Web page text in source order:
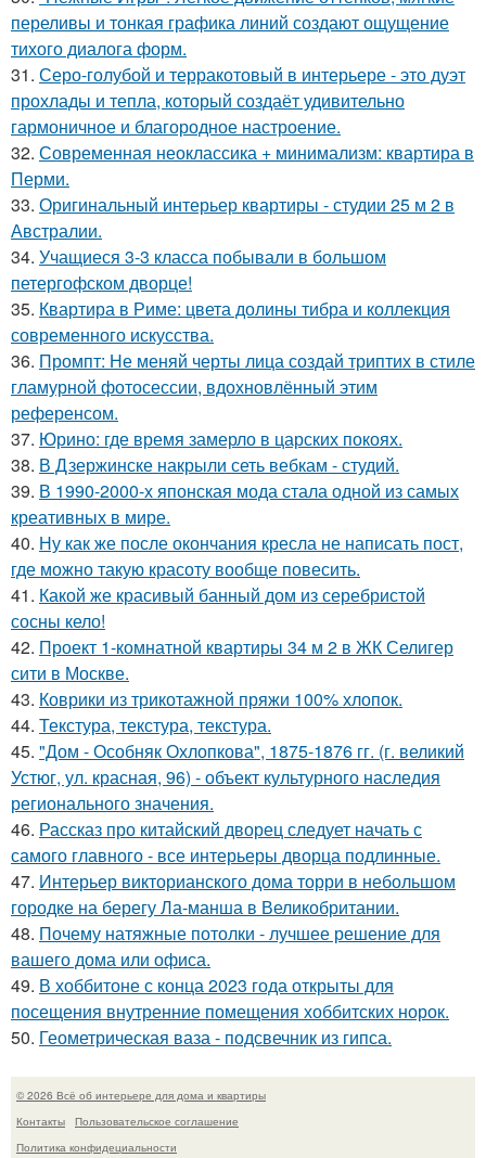
переливы и тонкая графика линий создают ощущение
тихого диалога форм.
31. Серо-голубой и терракотовый в интерьере - это дуэт
прохлады и тепла, который создаёт удивительно
гармоничное и благородное настроение.
32. Современная неоклассика + минимализм: квартира в
Перми.
33. Оригинальный интерьер квартиры - студии 25 м 2 в
Австралии.
34. Учащиеся 3-3 класса побывали в большом
петергофском дворце!
35. Квартира в Риме: цвета долины тибра и коллекция
современного искусства.
36. Промпт: Не меняй черты лица создай триптих в стиле
гламурной фотосессии, вдохновлённый этим
референсом.
37. Юрино: где время замерло в царских покоях.
38. В Дзержинске накрыли сеть вебкам - студий.
39. В 1990-2000-х японская мода стала одной из самых
креативных в мире.
40. Ну как же после окончания кресла не написать пост,
где можно такую красоту вообще повесить.
41. Какой же красивый банный дом из серебристой
сосны кело!
42. Проект 1-комнатной квартиры 34 м 2 в ЖК Селигер
сити в Москве.
43. Коврики из трикотажной пряжи 100% хлопок.
44. Текстура, текстура, текстура.
45. "Дом - Особняк Охлопкова", 1875-1876 гг. (г. великий
Устюг, ул. красная, 96) - объект культурного наследия
регионального значения.
46. Рассказ про китайский дворец следует начать с
самого главного - все интерьеры дворца подлинные.
47. Интерьер викторианского дома торри в небольшом
городке на берегу Ла-манша в Великобритании.
48. Почему натяжные потолки - лучшее решение для
вашего дома или офиса.
49. В хоббитоне с конца 2023 года открыты для
посещения внутренние помещения хоббитских норок.
50. Геометрическая ваза - подсвечник из гипса.
© 2026 Всё об интерьере для дома и квартиры
Контакты
Пользовательское соглашение
Политика конфидециальности